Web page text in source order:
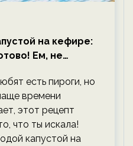
на кефире:
Ем, не
есть пироги, но
времени
этот рецепт
что ты искала!
капустой на